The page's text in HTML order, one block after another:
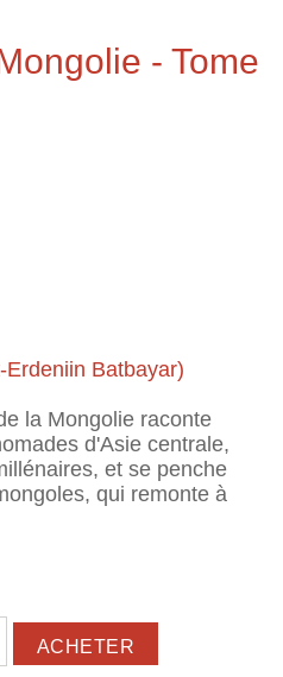
- Tome
Erdeniin Batbayar)
la Mongolie raconte
d'Asie centrale,
et se penche
qui remonte à